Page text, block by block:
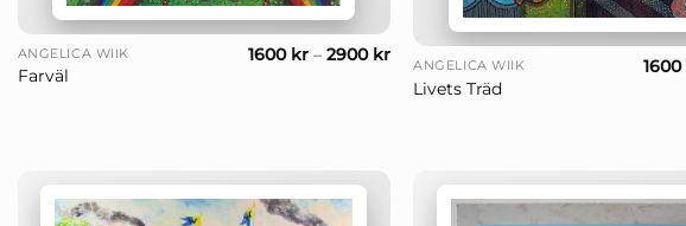
+
ANGELICA WIIK
Farväl
1600 kr– 2900 kr
+
ANGELICA WIIK
Livets Träd
1600